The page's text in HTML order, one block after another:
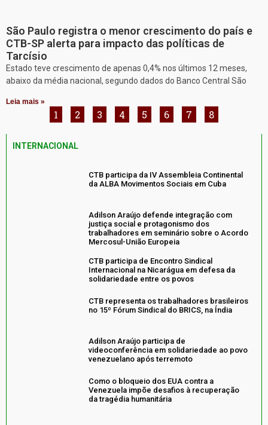
São Paulo registra o menor crescimento do país e
CTB-SP alerta para impacto das políticas de
Tarcísio
Estado teve crescimento de apenas 0,4% nos últimos 12 meses,
abaixo da média nacional, segundo dados do Banco Central São
Leia mais »
1 2 3 4 5 6 7 8
INTERNACIONAL
CTB participa da IV Assembleia Continental
da ALBA Movimentos Sociais em Cuba
Adilson Araújo defende integração com
justiça social e protagonismo dos
trabalhadores em seminário sobre o Acordo
Mercosul-União Europeia
CTB participa de Encontro Sindical
Internacional na Nicarágua em defesa da
solidariedade entre os povos
CTB representa os trabalhadores brasileiros
no 15º Fórum Sindical do BRICS, na Índia
Adilson Araújo participa de
videoconferência em solidariedade ao povo
venezuelano após terremoto
Como o bloqueio dos EUA contra a
Venezuela impõe desafios à recuperação
da tragédia humanitária